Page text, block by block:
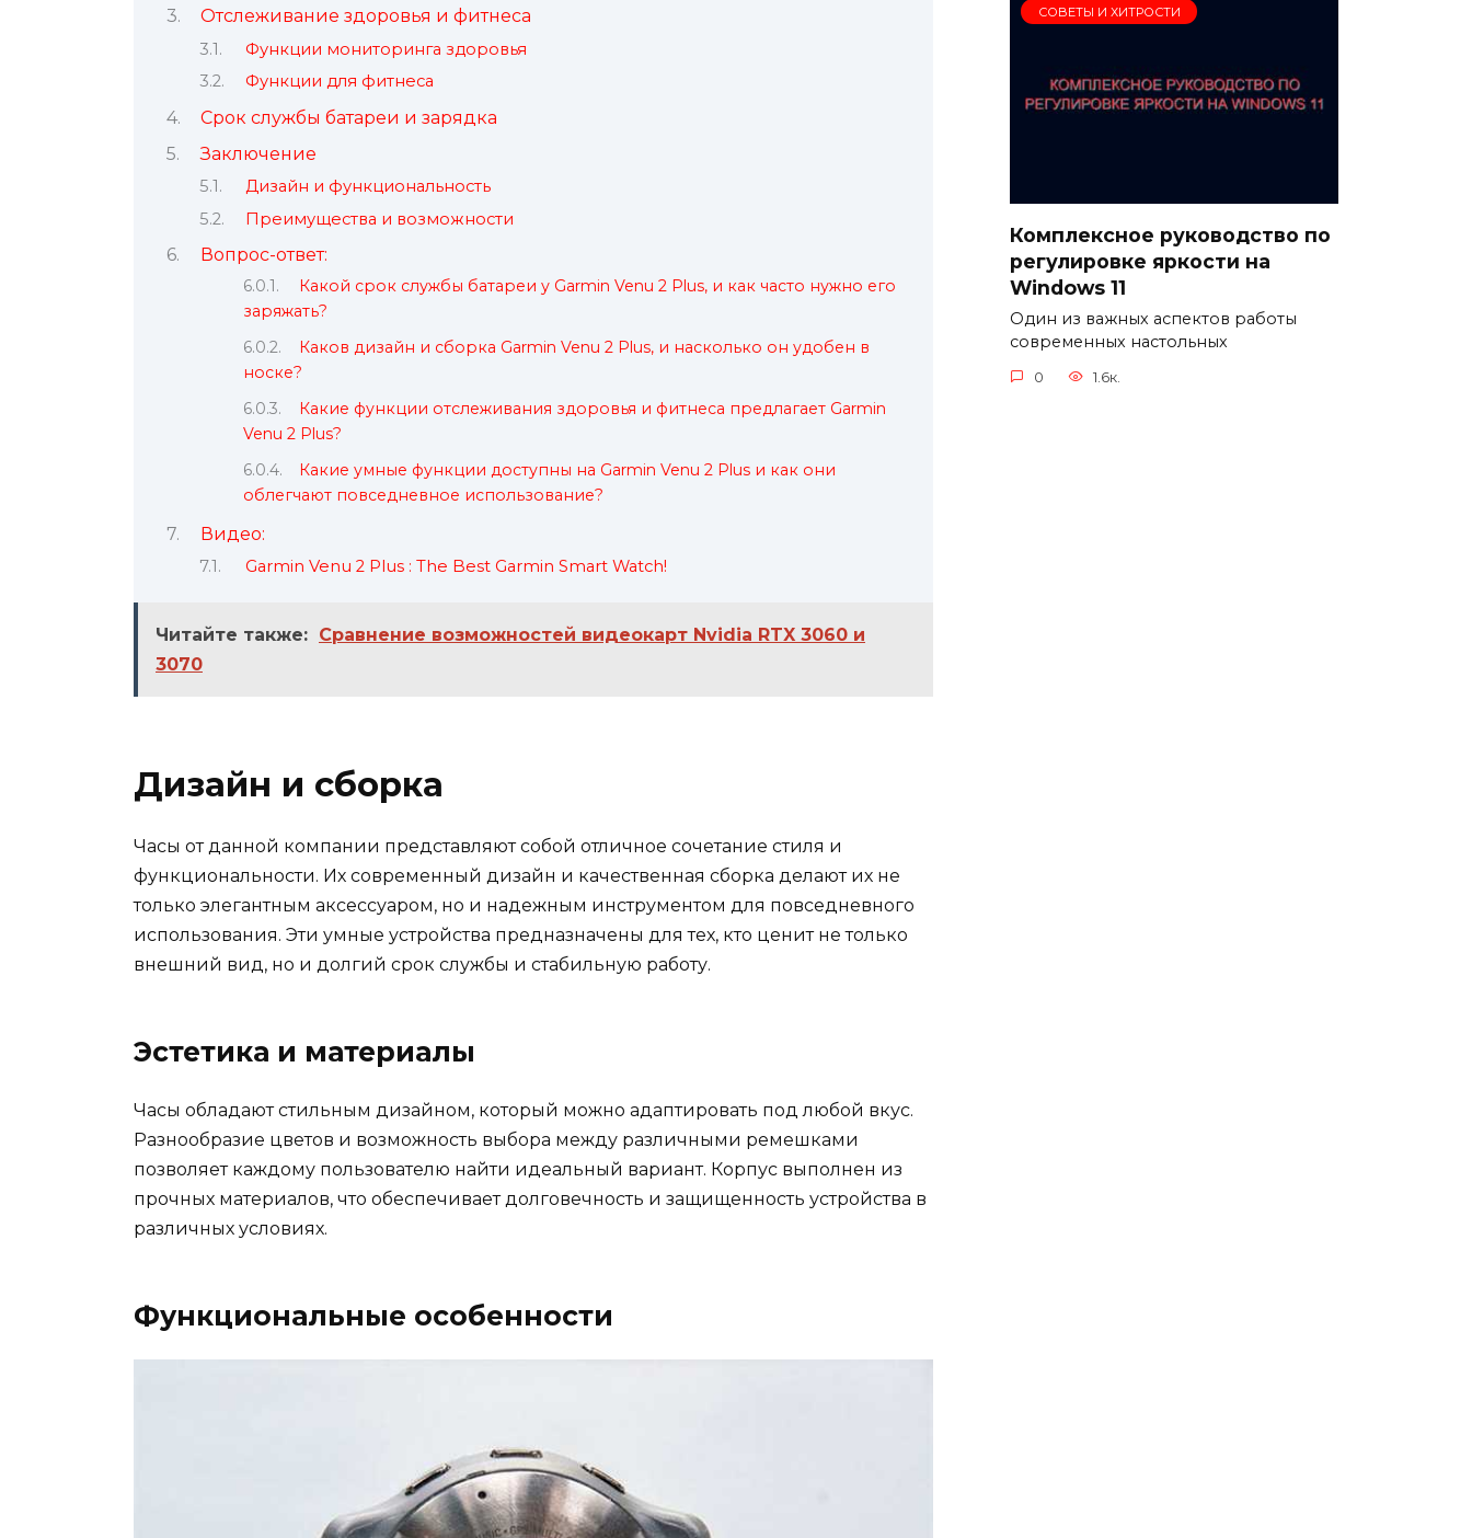
Отслеживание здоровья и фитнеса
Функции мониторинга здоровья
Функции для фитнеса
Срок службы батареи и зарядка
Заключение
Дизайн и функциональность
Преимущества и возможности
Вопрос-ответ:
Какой срок службы батареи у Garmin Venu 2 Plus, и как часто нужно его
заряжать?
Каков дизайн и сборка Garmin Venu 2 Plus, и насколько он удобен в
носке?
Какие функции отслеживания здоровья и фитнеса предлагает Garmin
Venu 2 Plus?
Какие умные функции доступны на Garmin Venu 2 Plus и как они
облегчают повседневное использование?
Видео:
Garmin Venu 2 Plus : The Best Garmin Smart Watch!
Читайте также: Сравнение возможностей видеокарт Nvidia RTX 3060 и
3070
Дизайн и сборка
Часы от данной компании представляют собой отличное сочетание стиля и
функциональности. Их современный дизайн и качественная сборка делают их не
только элегантным аксессуаром, но и надежным инструментом для повседневного
использования. Эти умные устройства предназначены для тех, кто ценит не только
внешний вид, но и долгий срок службы и стабильную работу.
Эстетика и материалы
Часы обладают стильным дизайном, который можно адаптировать под любой вкус.
Разнообразие цветов и возможность выбора между различными ремешками
позволяет каждому пользователю найти идеальный вариант. Корпус выполнен из
прочных материалов, что обеспечивает долговечность и защищенность устройства в
различных условиях.
Функциональные особенности
СОВЕТЫ И ХИТРОСТИ
Комплексное руководство по
регулировке яркости на
Windows 11
Один из важных аспектов работы
современных настольных
0 1.6к.